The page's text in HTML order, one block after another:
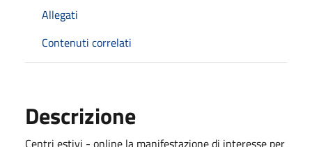
Allegati
Contenuti correlati
Descrizione
Centri estivi - online la manifestazione di interesse per